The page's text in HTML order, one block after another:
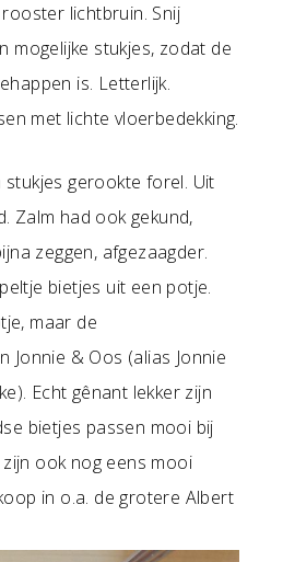
lichtbruin. Snij
mogelijke stukjes, zodat de
is. Letterlijk.
met lichte vloerbedekking.
gerookte forel. Uit
Zalm had ook gekund,
zeggen, afgezaagder.
bietjes uit een potje.
maar de
Jonnie & Oos (alias Jonnie
Echt gênant lekker zijn
bietjes passen mooi bij
zijn ook nog eens mooi
in o.a. de grotere Albert